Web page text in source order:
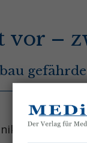
vor –
Nürnberg